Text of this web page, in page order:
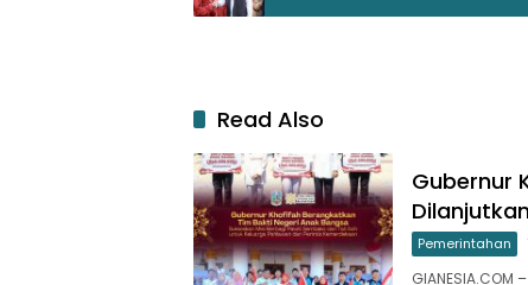
Read Also
Gubernur
Pemerintahan
GIANESIA.COM